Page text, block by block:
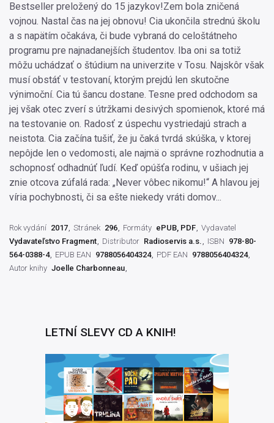
Bestseller preložený do 15 jazykov!Zem bola zničená
vojnou. Nastal čas na jej obnovu! Cia ukončila strednú školu
a s napätím očakáva, či bude vybraná do celoštátneho
programu pre najnadanejších študentov. Iba oni sa totiž
môžu uchádzať o štúdium na univerzite v Tosu. Najskôr však
musí obstáť v testovaní, ktorým prejdú len skutočne
výnimoční. Cia tú šancu dostane. Tesne pred odchodom sa
jej však otec zverí s útržkami desivých spomienok, ktoré má
na testovanie on. Radosť z úspechu vystriedajú strach a
neistota. Cia začína tušiť, že ju čaká tvrdá skúška, v ktorej
nepôjde len o vedomosti, ale najmä o správne rozhodnutia a
schopnosť odhadnúť ľudí. Keď opúšťa rodinu, v ušiach jej
znie otcova zúfalá rada: „Never vôbec nikomu!“ A hlavou jej
víria pochybnosti, či sa ešte niekedy vráti domov...
Rok vydání 2017 Stránek 296 Formáty ePUB, PDF Vydavatel
Vydavateľstvo Fragment
Distributor Radioservis a.s. ISBN 978-80-
564-0388-4
EPUB EAN 9788056404324 PDF EAN 9788056404324
Autor knihy Joelle Charbonneau
LETNÍ SLEVY CD A KNIH!